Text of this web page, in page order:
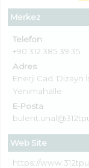
Merkez
Telefon
+90 312 385 39 35
Adres
Enerji Cad. Dizayn
Yenimahalle
E-Posta
Web Site
https://